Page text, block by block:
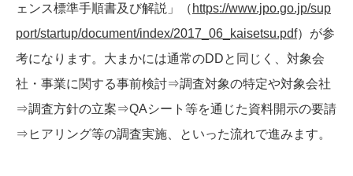
ェンス標準手順書及び解説」（ https://www.jpo.go.jp/sup
port/startup/document/index/2017_06_kaisetsu.pdf）が参
考になります。大まかには通常のDDと同じく、対象会
社・事業に関する事前検討⇒調査対象の特定や対象会社
⇒調査方針の立案⇒QAシート等を通じた資料開示の要請
⇒ヒアリング等の調査実施、といった流れで進みます。